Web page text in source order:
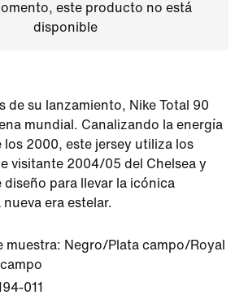
este producto no está
disponible
de su lanzamiento, Nike Total 90
mundial. Canalizando la energía
los 2000, este jersey utiliza los
visitante 2004/05 del Chelsea y
diseño para llevar la icónica
era estelar.
muestra: Negro/Plata campo/Royal
011